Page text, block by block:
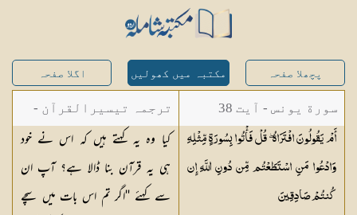
پچھلا صفحہ مکتبہ میں کھولیں اگلا صفحہ
سورة یونس - آیت 38
أَمْ يَقُولُونَ افْتَرَاهُ ۖ قُلْ فَأْتُوا بِسُورَةٍ مِّثْلِهِ
وَادْعُوا مَنِ اسْتَطَعْتُم مِّن دُونِ اللَّهِ إِن
كُنتُمْصَادِقِينَ
ترجمہ تیسیرالقرآن -
مولانا عبد الرحمن
کیلانی
کیا وہ یہ کہتے ہیں کہ اس نے خود
ہی یہ قرآن بنا ڈالا ہے؟ آپ ان
سے کہئے ''اگر تم اس بات میں سچے